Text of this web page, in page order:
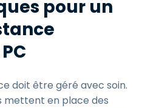
pour un
doit être géré avec soin.
mettent en place des